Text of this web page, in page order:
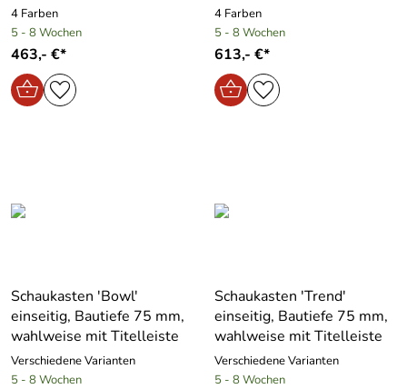
4 Farben
5 - 8 Wochen
463,- €*
4 Farben
5 - 8 Wochen
613,- €*
Schaukasten ′Bowl′
einseitig, Bautiefe 75 mm,
wahlweise mit Titelleiste
Verschiedene Varianten
5 - 8 Wochen
Schaukasten ′Trend′
einseitig, Bautiefe 75 mm,
wahlweise mit Titelleiste
Verschiedene Varianten
5 - 8 Wochen